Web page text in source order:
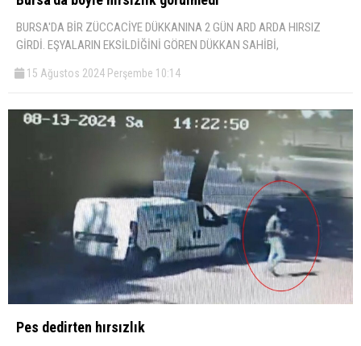
BURSA'DA BİR ZÜCCACİYE DÜKKANINA 2 GÜN ARD ARDA HIRSIZ
GİRDİ. EŞYALARIN EKSİLDİĞİNİ GÖREN DÜKKAN SAHİBİ,
15 Ağustos 2024 Perşembe 10:14
Pes dedirten hırsızlık